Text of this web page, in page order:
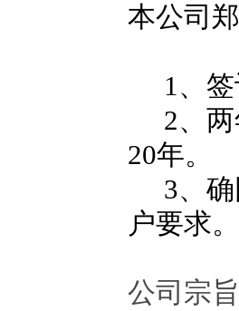
本公司
1、签
2、两
20年。
3、确
户要求。
公司宗